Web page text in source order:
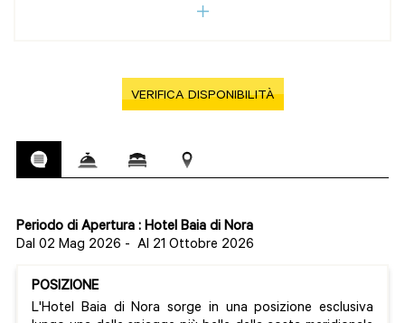
VERIFICA DISPONIBILITÀ
Periodo di Apertura : Hotel Baia di Nora
Dal 02 Mag 2026 - Al 21 Ottobre 2026
POSIZIONE
L'Hotel Baia di Nora sorge in una posizione esclusiva